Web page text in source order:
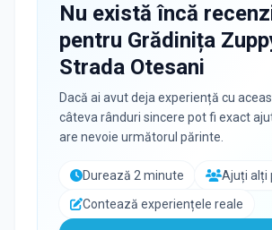
Nu există încă
pentru Grădinița
Strada Otesani
Dacă ai avut deja experiență cu
câteva rânduri sincere pot fi exact
are nevoie următorul părinte.
Durează 2 minute
Ajuți alți
Contează experiențele reale